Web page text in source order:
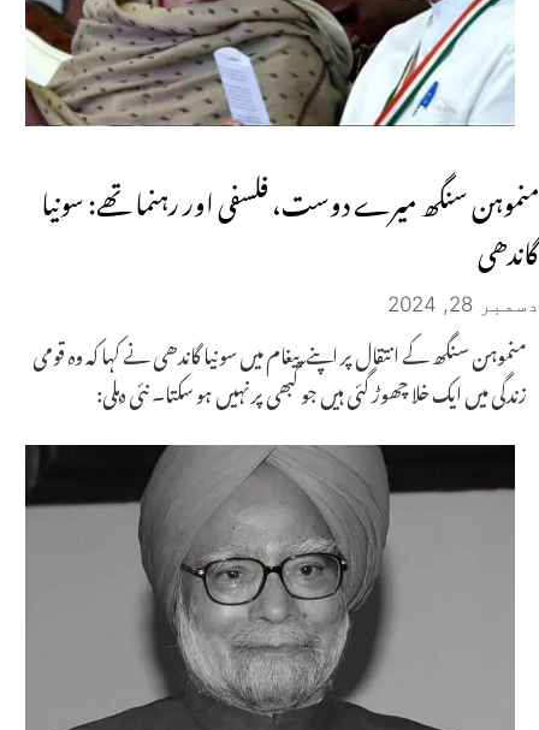
منموہن سنگھ میرے دوست، فلسفی اور رہنما تھے: سونیا
گاندھی
دسمبر 28, 2024
منموہن سنگھ کے انتقال پر اپنے پیغام میں سونیا گاندھی نے کہا کہ وہ قومی
زندگی میں ایک خلا چھوڑ گئی ہیں جو کبھی پر نہیں ہو سکتا۔ نئی دہلی: